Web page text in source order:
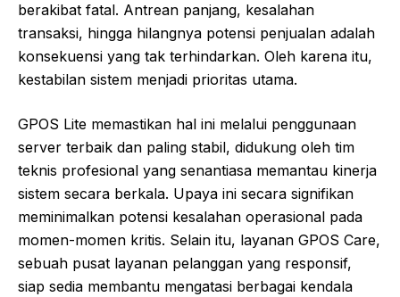
berakibat fatal. Antrean panjang, kesalahan
transaksi, hingga hilangnya potensi penjualan adalah
konsekuensi yang tak terhindarkan. Oleh karena itu,
kestabilan sistem menjadi prioritas utama.
GPOS Lite memastikan hal ini melalui penggunaan
server terbaik dan paling stabil, didukung oleh tim
teknis profesional yang senantiasa memantau kinerja
sistem secara berkala. Upaya ini secara signifikan
meminimalkan potensi kesalahan operasional pada
momen-momen kritis. Selain itu, layanan GPOS Care,
sebuah pusat layanan pelanggan yang responsif,
siap sedia membantu mengatasi berbagai kendala